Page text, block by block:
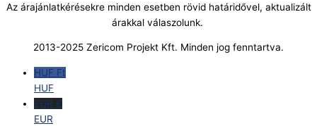
Az árajánlatkérésekre minden esetben rövid határidővel, aktualizált
árakkal válaszolunk.
2013-2025 Zericom Projekt Kft. Minden jog fenntartva.
HUF Ft
HUF
EUR €
EUR